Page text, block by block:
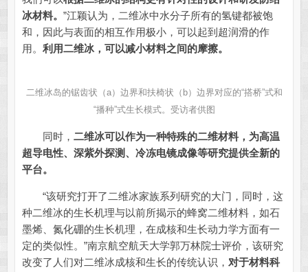
冰材料。 ”江颖认为，二维冰中水分子所有的氢键都被饱
和，因此与表面的相互作用极小，可以起到超润滑的作
用。 利用二维冰，可以减小材料之间的摩擦。
二维冰岛的锯齿状（a）边界和扶椅状（b）边界对应的“搭桥”式和
“播种”式生长模式。受访者供图
同时， 二维冰可以作为一种特殊的二维材料，为高温
超导电性、深紫外探测、冷冻电镜成像等研究提供全新的
平台。
“该研究打开了二维冰家族系列研究的大门，同时，这
种二维冰的生长机理与以前所揭示的蜂窝二维材料，如石
墨烯、氮化硼的生长机理，在成核和生长动力学方面有一
定的类似性。”南京航空航天大学郭万林院士评价，该研究
改变了人们对二维冰成核和生长的传统认识， 对于材料科